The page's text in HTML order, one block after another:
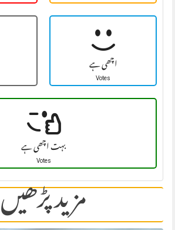
اچھی ہے
Votes
بہت اچھی ہے
Votes
مزید پڑھیں